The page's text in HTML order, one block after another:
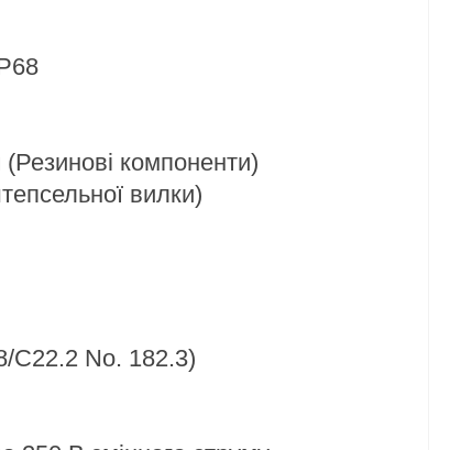
компоненти)
вилки)
C22.2 No. 182.3)